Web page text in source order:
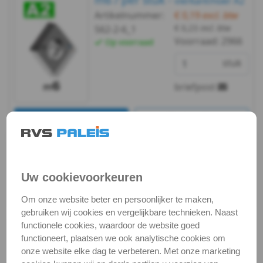
562
-
A2
-
m3
DIN
-
A2
-
Artikelnummer:
Op voorraad
€ 0,19 excl. btw
incl. btw
Voorraad:
briefpost
10
€ 0,17 excl.btw
m6 / verp. 50 st. -vierkantmoer
A2
Artikelnummer:
€ 5,19excl. btw
Uw cookievoorkeuren
Om onze website beter en persoonlijker te maken,
gebruiken wij cookies en vergelijkbare technieken. Naast
functionele cookies, waardoor de website goed
functioneert, plaatsen we ook analytische cookies om
onze website elke dag te verbeteren. Met onze marketing